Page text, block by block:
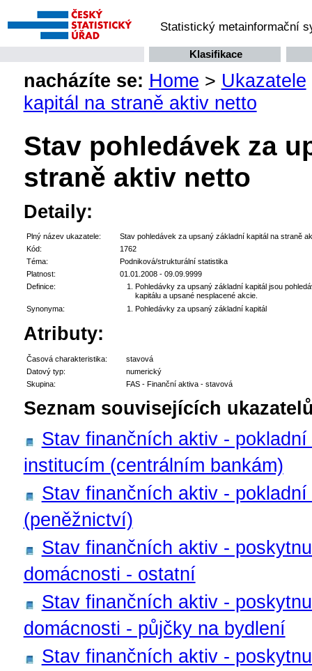
Statistický metainformační
Klasifikace
nacházíte se: Home > Ukazatele
kapitál na straně aktiv netto
Stav pohledávek za
straně aktiv netto
Detaily:
Plný název ukazatele:
Stav pohledávek za upsaný základní kapitál na straně
Kód:
1762
Téma:
Podniková/strukturální statistika
Platnost:
01.01.2008 - 09.09.9999
Definice:
Pohledávky za upsaný základní kapitál jsou
kapitálu a upsané nesplacené akcie.
Synonyma:
Pohledávky za upsaný základní kapitál
Atributy:
Časová charakteristika:
stavová
Datový typ:
numerický
Skupina:
FAS - Finanční aktiva - stavová
Seznam souvisejících
Stav finančních aktiv -
institucím (centrálním bankám)
Stav finančních aktiv -
(peněžnictví)
Stav finančních aktiv -
domácnosti - ostatní
Stav finančních aktiv -
domácnosti - půjčky na bydlení
Stav finančních aktiv -